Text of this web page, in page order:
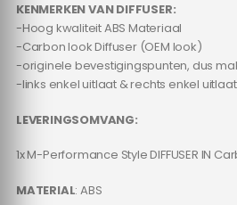
KENMERKEN VAN DIFFUSER:
-Hoog kwaliteit ABS Materiaal
-Carbon look Diffuser (OEM look)
-originele bevestigingspunten, dus
-links enkel uitlaat & rechts enkel uitlaat
LEVERINGSOMVANG:
1x M-Performance Style DIFFUSER IN
MATERIAL: ABS